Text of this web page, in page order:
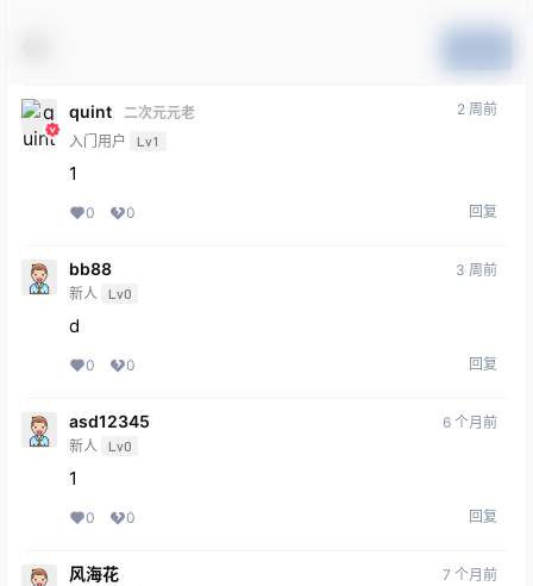
quint
二次元元老
入门用户
Lv1
2 周前
1
0 0 回复
bb88
新人 Lv0
3 周前
d
0 0 回复
asd12345
新人 Lv0
6 个月前
1
0 0 回复
风海花 7 个月前